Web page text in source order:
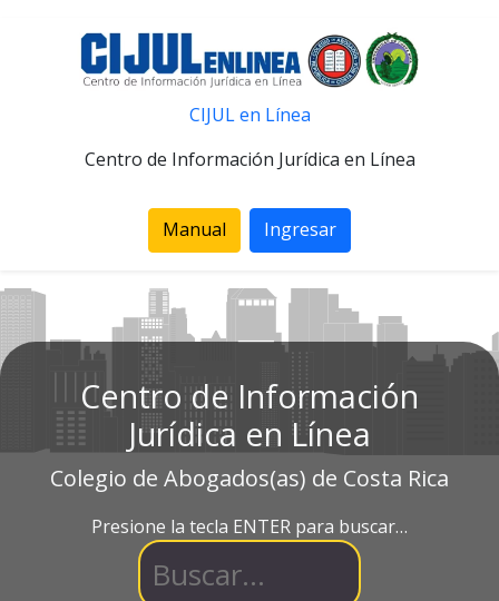
CIJUL en Línea
Centro de Información Jurídica en Línea
Manual Ingresar
Centro de Información
Jurídica en Línea
Colegio de Abogados(as) de Costa Rica
Presione la tecla ENTER para buscar…